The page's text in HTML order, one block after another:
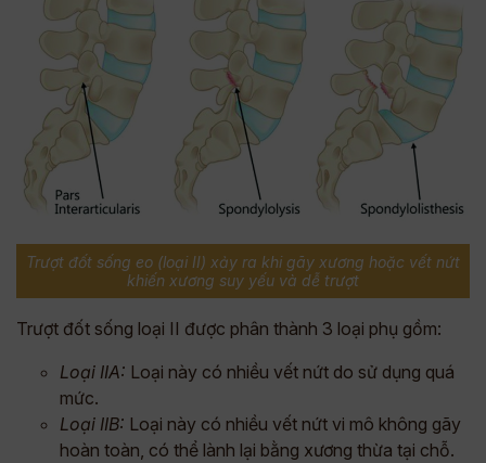
Trượt đốt sống eo (loại II) xảy ra khi gãy xương hoặc vết nứt
khiến xương suy yếu và dễ trượt
Trượt đốt sống loại II được phân thành 3 loại phụ gồm:
Loại IIA: Loại này có nhiều vết nứt do sử dụng quá
mức.
Loại IIB: Loại này có nhiều vết nứt vi mô không gãy
hoàn toàn, có thể lành lại bằng xương thừa tại chỗ.